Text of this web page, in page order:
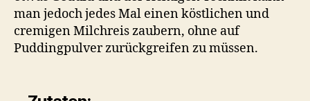
man jedoch jedes Mal einen köstlichen und
cremigen Milchreis zaubern, ohne auf
Puddingpulver zurückgreifen zu müssen.